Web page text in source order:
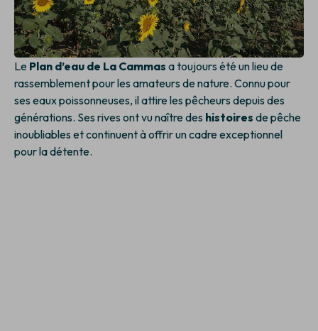
Le Plan d’eau de La Cammas a toujours été un lieu de
rassemblement pour les amateurs de nature. Connu pour
ses eaux poissonneuses, il attire les pêcheurs depuis des
générations. Ses rives ont vu naître des histoires de pêche
inoubliables et continuent à offrir un cadre exceptionnel
pour la détente.